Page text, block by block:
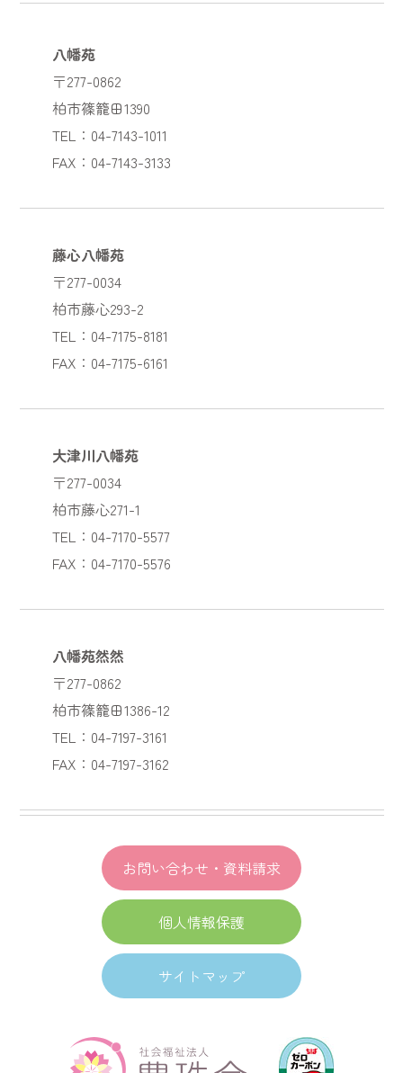
八幡苑
〒277-0862
柏市篠籠田1390
TEL：04-7143-1011
FAX：04-7143-3133
藤心八幡苑
〒277-0034
柏市藤心293-2
TEL：04-7175-8181
FAX：04-7175-6161
大津川八幡苑
〒277-0034
柏市藤心271-1
TEL：04-7170-5577
FAX：04-7170-5576
八幡苑然然
〒277-0862
柏市篠籠田1386-12
TEL：04-7197-3161
FAX：04-7197-3162
お問い合わせ・資料請求
個人情報保護
サイトマップ